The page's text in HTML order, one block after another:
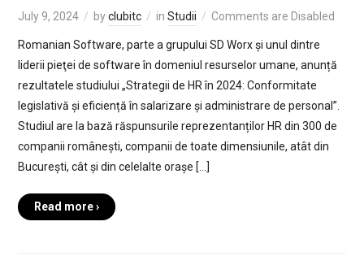
July 9, 2024 byclubitc in Studii Comments are Disabled
Romanian Software, parte a grupului SD Worx și unul dintre
liderii pieţei de software în domeniul resurselor umane, anunță
rezultatele studiului „Strategii de HR în 2024: Conformitate
legislativă și eficiență în salarizare și administrare de personal”.
Studiul are la bază răspunsurile reprezentanților HR din 300 de
companii românești, companii de toate dimensiunile, atât din
București, cât și din celelalte orașe […]
Read more ›